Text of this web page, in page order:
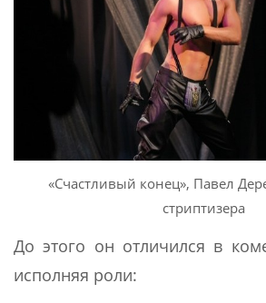
«Счастливый конец», Павел
стриптизера
До этого он отличился в
исполняя роли: